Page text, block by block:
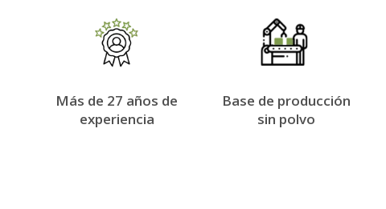
Más de 27 años de
experiencia
Base de producción
sin polvo